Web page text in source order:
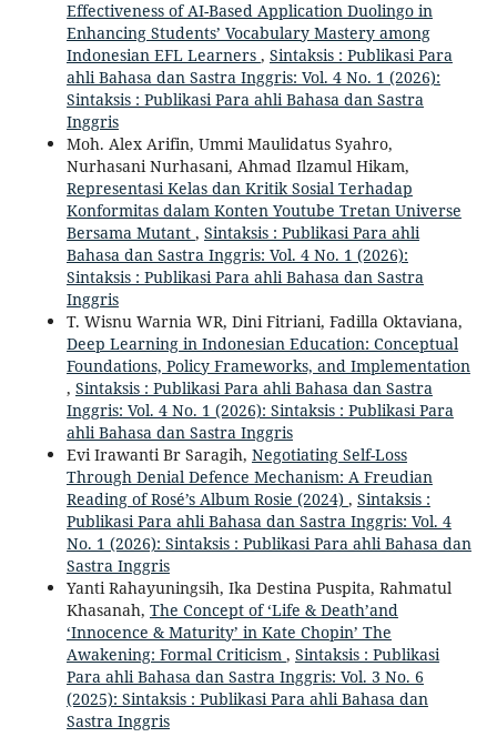
Effectiveness of AI-Based Application Duolingo in
Enhancing Students’ Vocabulary Mastery among
Indonesian EFL Learners , Sintaksis : Publikasi Para
ahli Bahasa dan Sastra Inggris: Vol. 4 No. 1 (2026):
Sintaksis : Publikasi Para ahli Bahasa dan Sastra
Inggris
Moh. Alex Arifin, Ummi Maulidatus Syahro,
Nurhasani Nurhasani, Ahmad Ilzamul Hikam,
Representasi Kelas dan Kritik Sosial Terhadap
Konformitas dalam Konten Youtube Tretan Universe
Bersama Mutant , Sintaksis : Publikasi Para ahli
Bahasa dan Sastra Inggris: Vol. 4 No. 1 (2026):
Sintaksis : Publikasi Para ahli Bahasa dan Sastra
Inggris
T. Wisnu Warnia WR, Dini Fitriani, Fadilla Oktaviana,
Deep Learning in Indonesian Education: Conceptual
Foundations, Policy Frameworks, and Implementation
, Sintaksis : Publikasi Para ahli Bahasa dan Sastra
Inggris: Vol. 4 No. 1 (2026): Sintaksis : Publikasi Para
ahli Bahasa dan Sastra Inggris
Evi Irawanti Br Saragih, Negotiating Self-Loss
Through Denial Defence Mechanism: A Freudian
Reading of Rosé’s Album Rosie (2024) , Sintaksis :
Publikasi Para ahli Bahasa dan Sastra Inggris: Vol. 4
No. 1 (2026): Sintaksis : Publikasi Para ahli Bahasa dan
Sastra Inggris
Yanti Rahayuningsih, Ika Destina Puspita, Rahmatul
Khasanah, The Concept of ‘Life & Death’and
‘Innocence & Maturity’ in Kate Chopin’ The
Awakening: Formal Criticism , Sintaksis : Publikasi
Para ahli Bahasa dan Sastra Inggris: Vol. 3 No. 6
(2025): Sintaksis : Publikasi Para ahli Bahasa dan
Sastra Inggris